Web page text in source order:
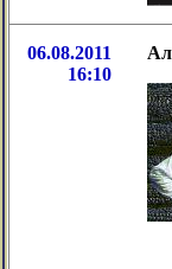
06.08.2011
16:10